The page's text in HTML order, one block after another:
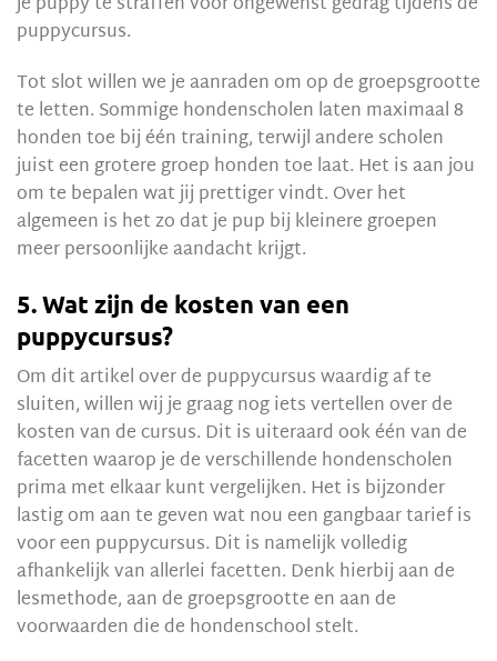
puppycursus.
Tot slot willen we je aanraden om op de groepsgrootte
te letten. Sommige hondenscholen laten maximaal 8
honden toe bij één training, terwijl andere scholen
juist een grotere groep honden toe laat. Het is aan jou
om te bepalen wat jij prettiger vindt. Over het
algemeen is het zo dat je pup bij kleinere groepen
meer persoonlijke aandacht krijgt.
5. Wat zijn de kosten van een
puppycursus?
Om dit artikel over de puppycursus waardig af te
sluiten, willen wij je graag nog iets vertellen over de
kosten van de cursus. Dit is uiteraard ook één van de
facetten waarop je de verschillende hondenscholen
prima met elkaar kunt vergelijken. Het is bijzonder
lastig om aan te geven wat nou een gangbaar tarief is
voor een puppycursus. Dit is namelijk volledig
afhankelijk van allerlei facetten. Denk hierbij aan de
lesmethode, aan de groepsgrootte en aan de
voorwaarden die de hondenschool stelt.